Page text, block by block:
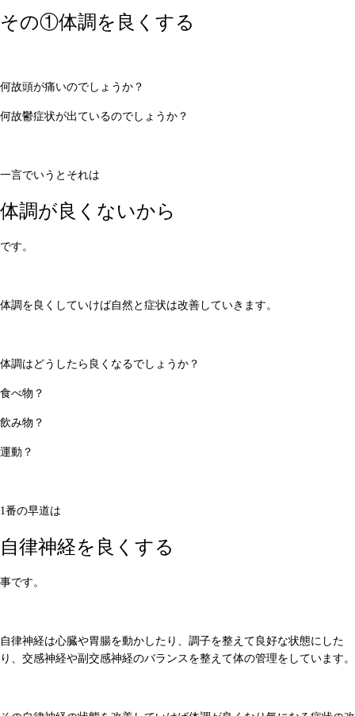
その①体調を良くする
何故頭が痛いのでしょうか？
何故鬱症状が出ているのでしょうか？
一言でいうとそれは
体調が良くないから
です。
体調を良くしていけば自然と症状は改善していきます。
体調はどうしたら良くなるでしょうか？
食べ物？
飲み物？
運動？
1番の早道は
自律神経を良くする
事です。
自律神経は心臓や胃腸を動かしたり、調子を整えて良好な状態にした
り、交感神経や副交感神経のバランスを整えて体の管理をしています。